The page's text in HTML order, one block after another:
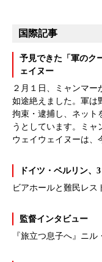
国際記事
予見できた「軍のク
ェイヌー
２月１日、ミャンマ
如途絶えました。軍は
拘束・逮捕し、ネット
うとしています。ミャ
ウェイウェイヌーは、
ドイツ・ベルリン、
ビアホールと難民レス
監督インタビュー
『旅立つ息子へ』ニ